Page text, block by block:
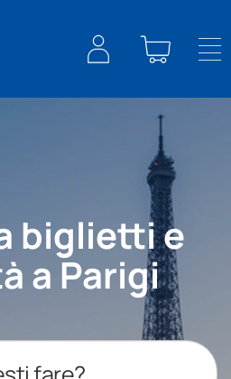
biglietti e
a Parigi